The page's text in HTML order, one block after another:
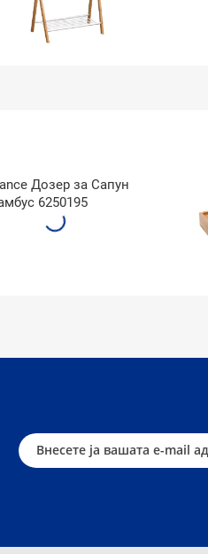
Дозер за Сапун
6250195